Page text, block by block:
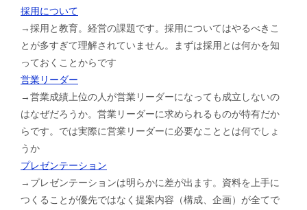
採用について
→採用と教育。経営の課題です。採用についてはやるべきこ
とが多すぎて理解されていません。まずは採用とは何かを知
っておくことからです
営業リーダー
→営業成績上位の人が営業リーダーになっても成立しないの
はなぜだろうか。営業リーダーに求められるものが特有だか
らです。では実際に営業リーダーに必要なこととは何でしょ
うか
プレゼンテーション
→プレゼンテーションは明らかに差が出ます。資料を上手に
つくることが優先ではなく提案内容（構成、企画）が全てで